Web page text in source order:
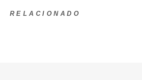
RELACIONADO